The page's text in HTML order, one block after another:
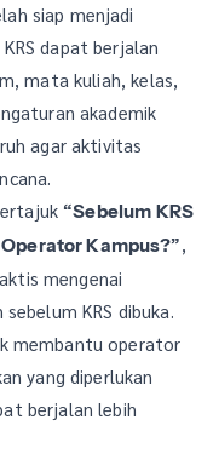
siap menjadi
dapat berjalan
mata kuliah, kelas,
akademik
agar aktivitas
“Sebelum KRS
Kampus?”,
mengenai
KRS dibuka.
membantu operator
yang diperlukan
berjalan lebih